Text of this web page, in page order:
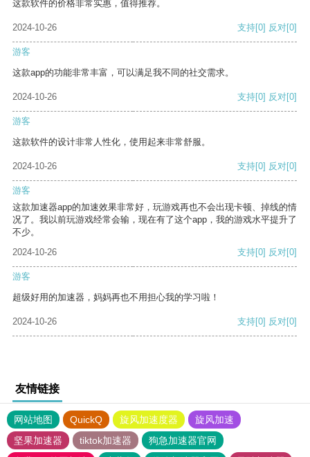
这款软件的价格非常实惠，值得推荐。
2024-10-26 支持[0] 反对[0]
游客
这款app的功能非常丰富，可以满足我不同的社交需求。
2024-10-26 支持[0] 反对[0]
游客
这款软件的设计非常人性化，使用起来非常舒服。
2024-10-26 支持[0] 反对[0]
游客
这款加速器app的加速效果非常好，玩游戏再也不会出现卡顿、掉线的情
况了。我以前玩游戏经常会输，现在有了这个app，我的游戏水平提升了
不少。
2024-10-26
支持[0] 反对[0]
游客
超级好用的加速器，妈妈再也不用担心我的学习啦！
2024-10-26 支持[0] 反对[0]
友情链接
网站地图 QuickQ 旋风加速度器
旋风加速
坚果加速器
tiktok加速器
狗急加速器官网